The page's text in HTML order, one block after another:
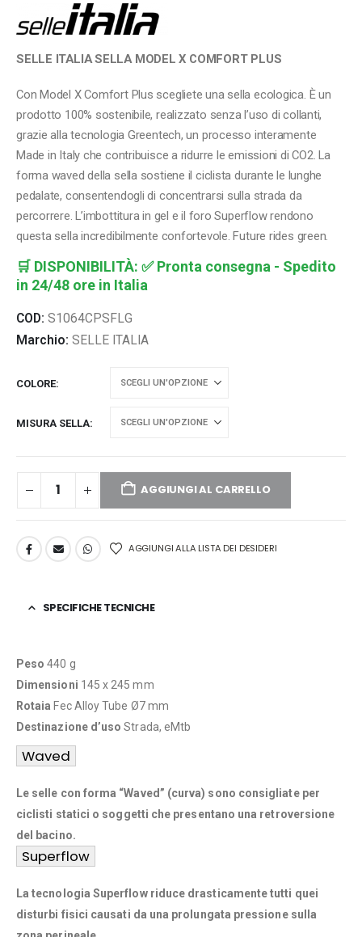
originale
era:
€64.90.
attuale
è:
€55.20.
SELLE ITALIA SELLA MODEL X COMFORT PLUS
Con Model X Comfort Plus scegliete una sella ecologica. È un
prodotto 100% sostenibile, realizzato senza l’uso di collanti,
grazie alla tecnologia Greentech, un processo interamente
Made in Italy che contribuisce a ridurre le emissioni di CO2. La
forma waved della sella sostiene il ciclista durante le lunghe
pedalate, consentendogli di concentrarsi sulla strada da
percorrere. L’imbottitura in gel e il foro Superflow rendono
questa sella incredibilmente confortevole. Future rides green.
🛒 DISPONIBILITÀ: ✅ Pronta consegna - Spedito
in 24/48 ore in Italia
COD: S1064CPSFLG
Marchio: SELLE ITALIA
COLORE
MISURA SELLA
AGGIUNGI AL CARRELLO
AGGIUNGI ALLA LISTA DEI DESIDERI
SPECIFICHE TECNICHE
Peso 440 g
Dimensioni 145 x 245 mm
Rotaia Fec Alloy Tube Ø7 mm
Destinazione d’uso Strada, eMtb
Waved
Le selle con forma “Waved” (curva) sono consigliate per
ciclisti statici o soggetti che presentano una retroversione
del bacino.
Superflow
La tecnologia Superflow riduce drasticamente tutti quei
disturbi fisici causati da una prolungata pressione sulla